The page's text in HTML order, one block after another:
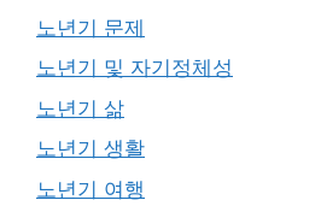
노년기 문제
노년기 및 자기정체성
노년기 삶
노년기 생활
노년기 여행